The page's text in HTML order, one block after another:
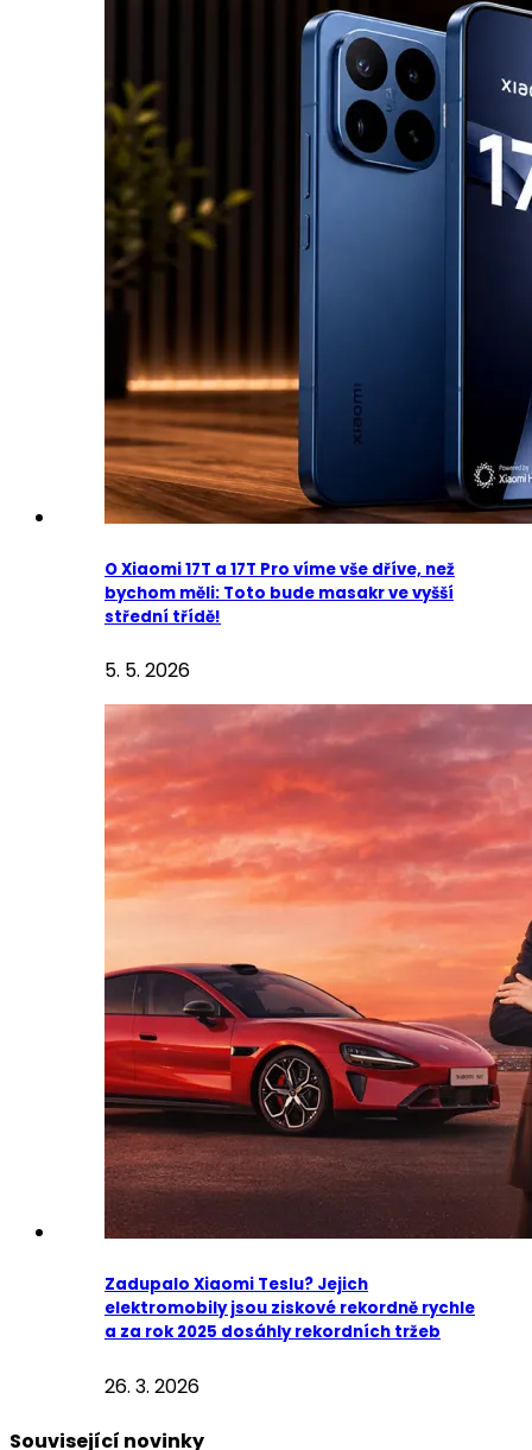
O Xiaomi 17T a 17T Pro víme vše dříve, než
bychom měli: Toto bude masakr ve vyšší
střední třídě!
5. 5. 2026
Zadupalo Xiaomi Teslu? Jejich
elektromobily jsou ziskové rekordně rychle
a za rok 2025 dosáhly rekordních tržeb
26. 3. 2026
Související novinky